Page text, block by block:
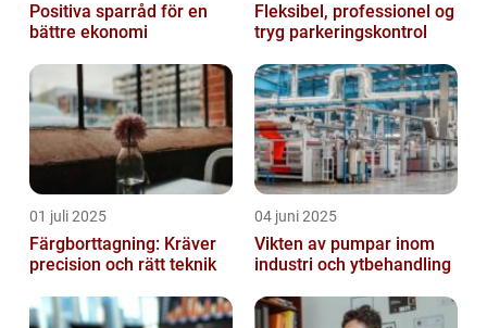
Positiva sparråd för en
bättre ekonomi
Fleksibel, professionel og
tryg parkeringskontrol
01 juli 2025
Färgborttagning: Kräver
precision och rätt teknik
04 juni 2025
Vikten av pumpar inom
industri och ytbehandling